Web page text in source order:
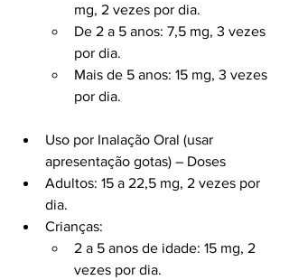
mg, 2 vezes por dia.
De 2 a 5 anos: 7,5 mg, 3 vezes
por dia.
Mais de 5 anos: 15 mg, 3 vezes
por dia.
Uso por Inalação Oral (usar
apresentação gotas) – Doses
Adultos: 15 a 22,5 mg, 2 vezes por
dia.
Crianças:
2 a 5 anos de idade: 15 mg, 2
vezes por dia.